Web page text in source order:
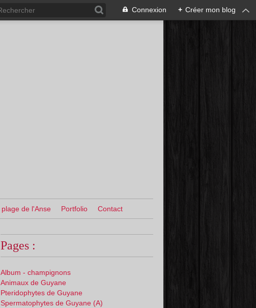
Connexion + Créer mon blog
plage de l'Anse Portfolio Contact
Pages :
Album - champignons
Animaux de Guyane
Pteridophytes de Guyane
Spermatophytes de Guyane (A)